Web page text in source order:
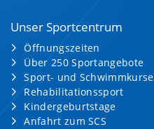
Unser Sportcentrum
Öffnungszeiten
Über 250 Sportangebote
Sport- und Schwimmkurse
Rehabilitationssport
Kindergeburtstage
Anfahrt zum SCS